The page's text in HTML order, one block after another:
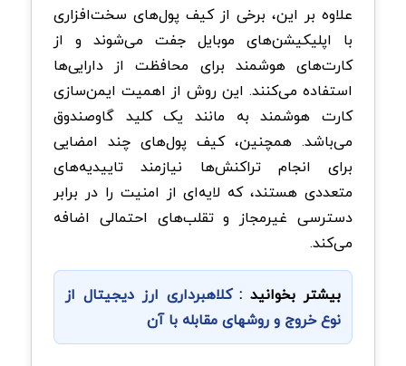
علاوه بر این، برخی از کیف پول‌های سخت‌افزاری
با اپلیکیشن‌های موبایل جفت می‌شوند و از
کارت‌های هوشمند برای محافظت از دارایی‌ها
استفاده می‌کنند. این روش از اهمیت ایمن‌سازی
کارت هوشمند به مانند یک کلید گاوصندوق
می‌باشد. همچنین، کیف پول‌های چند امضایی
برای انجام تراکنش‌ها نیازمند تاییدیه‌های
متعددی هستند، که لایه‌ای از امنیت را در برابر
دسترسی غیرمجاز و تقلب‌های احتمالی اضافه
می‌کند.
بیشتر بخوانید :کلاهبرداری ارز دیجیتال از
نوع خروج و روشهای مقابله با آن